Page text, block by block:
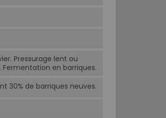
Pressurage lent ou
Fermentation en barriques.
30% de barriques neuves.